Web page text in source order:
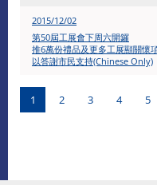
2015/12/02
第50屆工展會下周六開鑼
推6萬份禮品及更多工展顯關懷
以答謝市民支持(Chinese Only)
1 2 3 4 5